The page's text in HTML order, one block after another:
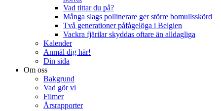
Vad tittar du på?
Många slags pollinerare ger större bomullsskörd
Två generationer påfågelöga i Belgien
Vackra fjärilar skyddas oftare än alldagliga
Kalender
Anmäl dig här!
Din sida
Om oss
Bakgrund
Vad gör vi
Filmer
Årsrapporter